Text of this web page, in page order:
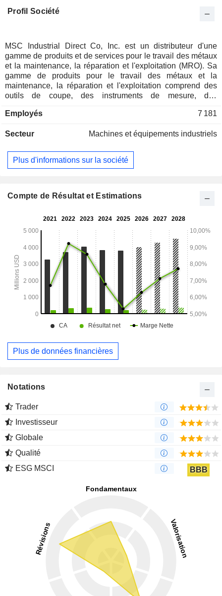
Profil Société
MSC Industrial Direct Co, Inc. est un distributeur d'une
gamme de produits et de services pour le travail des métaux
et la maintenance, la réparation et l'exploitation (MRO). Sa
gamme de produits pour le travail des métaux et la
maintenance, la réparation et l'exploitation comprend des
outils de coupe, des instruments de mesure, des
métaux, des fixations, des produits plats, des matières
des fournitures de sécurité et d'entretien, des fournitures de
transmission de puissance et des fournitures électriques.
Elle propose des unités de stockage vendables par
solutions de gestion des stocks, ses brochures et ses
des commandes, ses centres de stocks régionaux et ses
solutions aux plateformes d'achat et aux flux de travail des
clients. Il s'agit notamment d'intégrations simples, telles que
l'intégration des niveaux de stocks des clients dans les
recherches effectuées sur le site web de la société.
Employés 7 181
Secteur Machines et équipements industriels
Plus d'informations sur la société
Compte de Résultat et Estimations
Plus de données financières
Notations
Trader
Investisseur
Globale
Qualité
ESG MSCI
BBB